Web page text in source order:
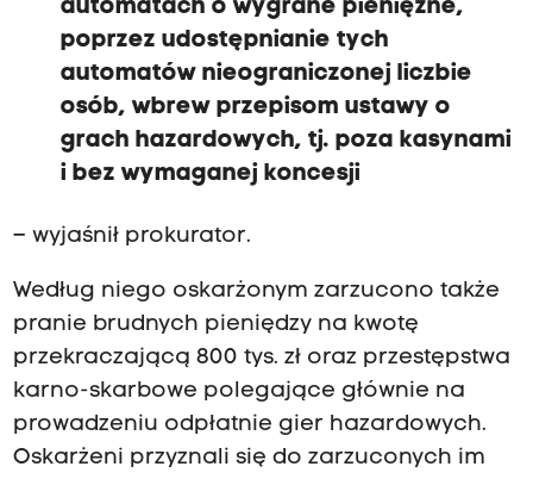
automatach o wygrane pieniężne,
poprzez udostępnianie tych
automatów nieograniczonej liczbie
osób, wbrew przepisom ustawy o
grach hazardowych, tj. poza kasynami
i bez wymaganej koncesji
– wyjaśnił prokurator.
Według niego oskarżonym zarzucono także
pranie brudnych pieniędzy na kwotę
przekraczającą 800 tys. zł oraz przestępstwa
karno-skarbowe polegające głównie na
prowadzeniu odpłatnie gier hazardowych.
Oskarżeni przyznali się do zarzuconych im